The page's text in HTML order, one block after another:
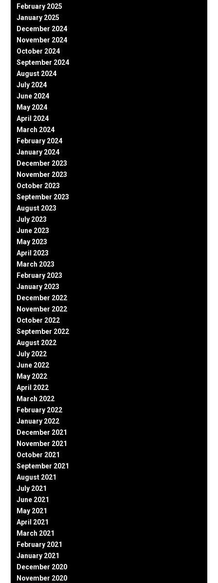
February 2025
January 2025
December 2024
November 2024
October 2024
September 2024
August 2024
July 2024
June 2024
May 2024
April 2024
March 2024
February 2024
January 2024
December 2023
November 2023
October 2023
September 2023
August 2023
July 2023
June 2023
May 2023
April 2023
March 2023
February 2023
January 2023
December 2022
November 2022
October 2022
September 2022
August 2022
July 2022
June 2022
May 2022
April 2022
March 2022
February 2022
January 2022
December 2021
November 2021
October 2021
September 2021
August 2021
July 2021
June 2021
May 2021
April 2021
March 2021
February 2021
January 2021
December 2020
November 2020